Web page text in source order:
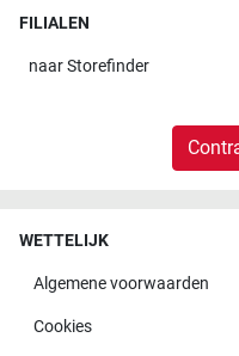
FILIALEN
naarStorefinder
WETTELIJK
Algemene voorwaarden
Cookies